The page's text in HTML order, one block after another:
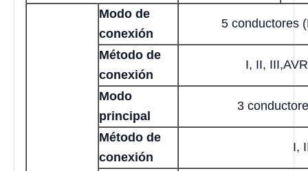
Modo de
conexión
5 conductores
Método de
conexión
I, II,
Modo
principal
3
Método de
conexión
I,